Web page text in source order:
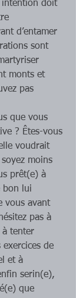
intention doit
d’entamer
sont
monts et
pas
que vous
? Êtes-vous
voudrait
moins
prêt(e) à
bon lui
vous avant
pas à
tenter
de
et à
serin(e),
que